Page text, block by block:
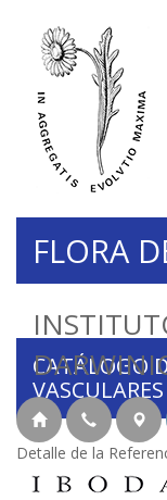
FLORA
CATÁLOGO
VASCULARES
Detalle de la